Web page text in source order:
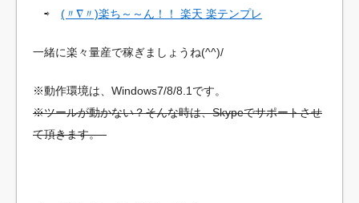
⇨ (〃∇〃)楽ち～～ん！！ 楽天 楽テンプレ
一緒に楽々量産で稼ぎましょうね(^^)/
※動作環境は、Windows7/8/8.1です。
※ツールが動かない？そんな時は、Skypeでサポートさせ
て頂きます。